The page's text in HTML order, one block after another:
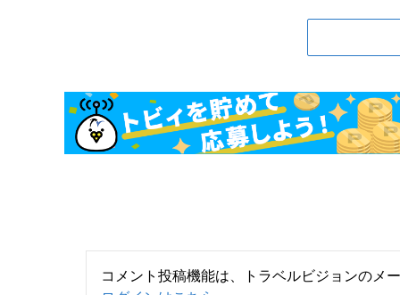
コメント投稿機能は、トラベルビジョンのメ